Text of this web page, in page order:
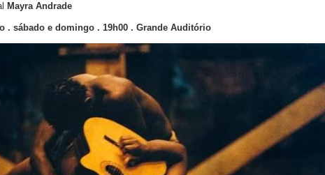
Mayra Andrade
. sábado e domingo . 19h00 . Grande Auditório